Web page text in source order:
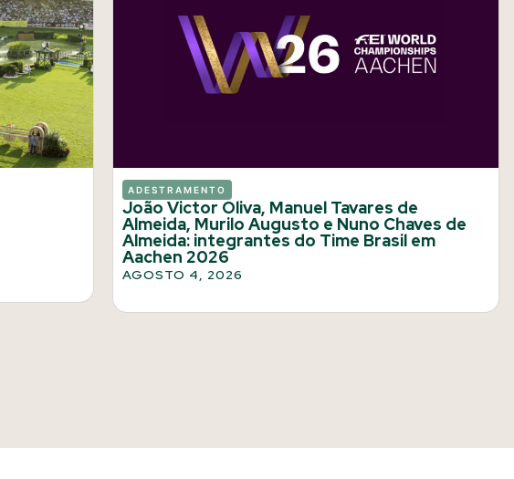
ADESTRAMENTO
João Victor Oliva, Manuel Tavares de
Almeida, Murilo Augusto e Nuno Chaves de
Almeida: integrantes do Time Brasil em
Aachen 2026
AGOSTO 4, 2026